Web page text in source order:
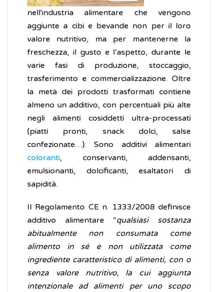
nell'industria alimentare che vengono
aggiunte a cibi e bevande non per il loro
valore nutritivo, ma per mantenerne la
freschezza, il gusto e l’aspetto, durante le
varie fasi di produzione, stoccaggio,
trasferimento e commercializzazione. Oltre
la metà dei prodotti trasformati contiene
almeno un additivo, con percentuali più alte
negli alimenti cosiddetti ultra-processati
(piatti pronti, snack dolci, salse
confezionate…). Sono additivi alimentari
coloranti, conservanti, addensanti,
emulsionanti, dolcificanti, esaltatori di
sapidità.
Il Regolamento CE n. 1333/2008 definisce
additivo alimentare "qualsiasi sostanza
abitualmente non consumata come
alimento in sé e non utilizzata come
ingrediente caratteristico di alimenti, con o
senza valore nutritivo, la cui aggiunta
intenzionale ad alimenti per uno scopo